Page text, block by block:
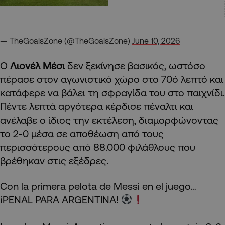
— TheGoalsZone (@TheGoalsZone) June 10, 2026
Ο Λιονέλ Μέσιδεν ξεκίνησε βασικός, ωστόσο
πέρασε στον αγωνιστικό χώρο στο 70ό λεπτό και
κατάφερε να βάλει τη σφραγίδα του στο παιχνίδι.
Πέντε λεπτά αργότερα κέρδισε πέναλτι και
ανέλαβε ο ίδιος την εκτέλεση, διαμορφώνοντας
το 2-0 μέσα σε αποθέωση από τους
περισσότερους από 88.000 φιλάθλους που
βρέθηκαν στις εξέδρες.
Con la primera pelota de Messi en el juego…
¡PENAL PARA ARGENTINA!